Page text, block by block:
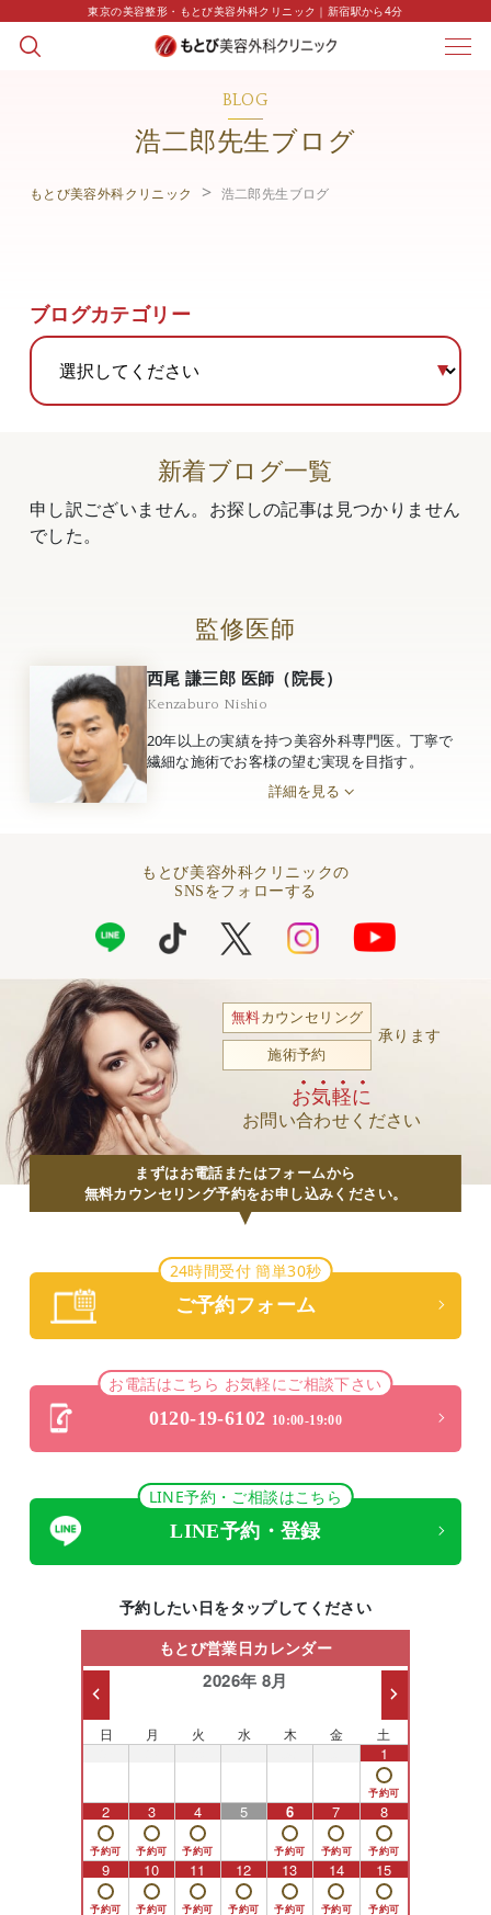
東京の美容整形・もとび美容外科クリニック｜新宿駅から4分
BLOG
浩二郎先生ブログ
もとび美容外科クリニック 浩二郎先生ブログ
ブログカテゴリー
新着ブログ一覧
申し訳ございません。お探しの記事は見つかりません
でした。
監修医師
西尾 謙三郎 医師（院長）
Kenzaburo Nishio
20年以上の実績を持つ美容外科専門医。丁寧で
繊細な施術でお客様の望む実現を目指す。
詳細を見る
もとび美容外科クリニックの
SNSをフォローする
無料カウンセリング
施術予約
承ります
お気軽に
お問い合わせください
まずはお電話またはフォームから
無料カウンセリング予約をお申し込みください。
24時間受付 簡単30秒
ご予約フォーム
お電話はこちら お気軽にご相談下さい
0120-19-6102 10:00-19:00
LINE予約・ご相談はこちら
LINE予約・登録
予約したい日をタップしてください
もとび営業日カレンダー
2026年 8月
日 月 火 水 木 金 土
1
2 3 4 5 6 7 8
9 10 11 12 13 14 15